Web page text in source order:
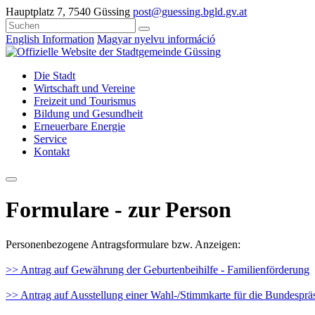
Hauptplatz 7, 7540 Güssing post@guessing.bgld.gv.at
English Information Magyar nyelvu információ
Die Stadt
Wirtschaft und Vereine
Freizeit und Tourismus
Bildung und Gesundheit
Erneuerbare Energie
Service
Kontakt
Formulare - zur Person
Personenbezogene Antragsformulare bzw. Anzeigen:
>> Antrag auf Gewährung der Geburtenbeihilfe - Familienförderung
>> Antrag auf Ausstellung einer Wahl-/Stimmkarte für die